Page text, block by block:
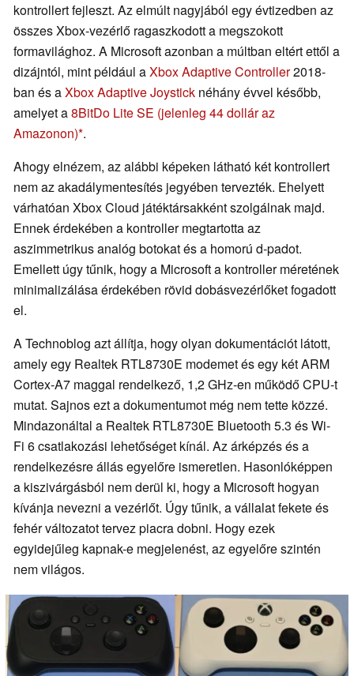
kontrollert fejleszt. Az elmúlt nagyjából egy évtizedben az
összes Xbox-vezérlő ragaszkodott a megszokott
formavilághoz. A Microsoft azonban a múltban eltért ettől a
dizájntól, mint például aXbox Adaptive Controller2018-
ban és aXbox Adaptive Joystick néhány évvel később,
amelyet a8BitDo Lite SE (jelenleg 44 dollár az
Amazonon) .
Ahogy elnézem, az alábbi képeken látható két kontrollert
nem az akadálymentesítés jegyében tervezték. Ehelyett
várhatóan Xbox Cloud játéktársakként szolgálnak majd.
Ennek érdekében a kontroller megtartotta az
aszimmetrikus analóg botokat és a homorú d-padot.
Emellett úgy tűnik, hogy a Microsoft a kontroller méretének
minimalizálása érdekében rövid dobásvezérlőket fogadott
el.
A Technoblog azt állítja, hogy olyan dokumentációt látott,
amely egy Realtek RTL8730E modemet és egy két ARM
Cortex-A7 maggal rendelkező, 1,2 GHz-en működő CPU-t
mutat. Sajnos ezt a dokumentumot még nem tette közzé.
Mindazonáltal a Realtek RTL8730E Bluetooth 5.3 és Wi-
Fi 6 csatlakozási lehetőséget kínál. Az árképzés és a
rendelkezésre állás egyelőre ismeretlen. Hasonlóképpen
a kiszivárgásból nem derül ki, hogy a Microsoft hogyan
kívánja nevezni a vezérlőt. Úgy tűnik, a vállalat fekete és
fehér változatot tervez piacra dobni. Hogy ezek
egyidejűleg kapnak-e megjelenést, az egyelőre szintén
nem világos.